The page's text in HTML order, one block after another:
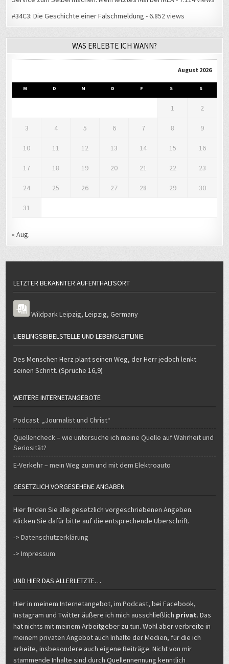
#34C3: Die Geschichte einer Falschmeldung - 6.852 views
WAS ERLEBTE ICH WANN?
August 2026
M D M D F S S
1 2
3 4 5 6 7 8 9
10 11 12 13 14 15 16
17 18 19 20 21 22 23
24 25 26 27 28 29 30
31
« Aug.
LETZTER BEKANNTER AUFENTHALTSORT
Wildpark Leipzig,Leipzig,Germany
LIEBLINGSBIBELSTELLE UND LEBENSLEITLINIE
Des Menschen Herz plant seinen Weg, der Herr jedoch lenkt
seinen Schritt. (Sprüche 16,9)
WEITERE INTERNETANGEBOTE
Podcast „Journalist und Christ“
Quellencheck – wie untersuche ich meine Quelle auf Wahrheit und
Seriosität?
E-Verkehr – mein Weg zum und mit dem Elektroauto
GESETZLICH VORGESEHENE ANGABEN
Hier finden Sie alle gesetzlich vorgeschriebenen Angeben.
Klicken Sie dafür bitte auf die entsprechende Überschrift.
-> Datenschutzerklärung
-> Impressum
UND HIER DAS ALLERLETZTE…
Hier in meinem Internetangebot, im Podcast, bei Facebook,
Instagram und Twitter äußere ich mich ausschließlich privat. Das
hat nichts mit meinem Arbeitgeber zu tun. Wohl aber verbreite in
meinem privaten Angebot auch Inhalte der Medien, für die ich
arbeite, insbesondere auch eigene Beiträge. Nicht von mir
stammende Inhalte sind durch Quellennennung kenntlich